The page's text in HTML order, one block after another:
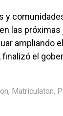
y
las
ampliando
el
, Matriculaton,